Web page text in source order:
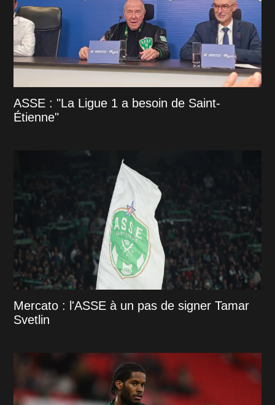
ASSE : "La Ligue 1 a besoin de Saint-
Étienne"
Mercato : l'ASSE à un pas de signer Tamar
Svetlin